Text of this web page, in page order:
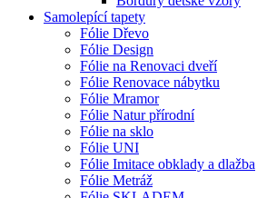
Samolepící tapety
Fólie Dřevo
Fólie Design
Fólie na Renovaci dveří
Fólie Renovace nábytku
Fólie Mramor
Fólie Natur přírodní
Fólie na sklo
Fólie UNI
Fólie Imitace obklady a dlažba
Fólie Metráž